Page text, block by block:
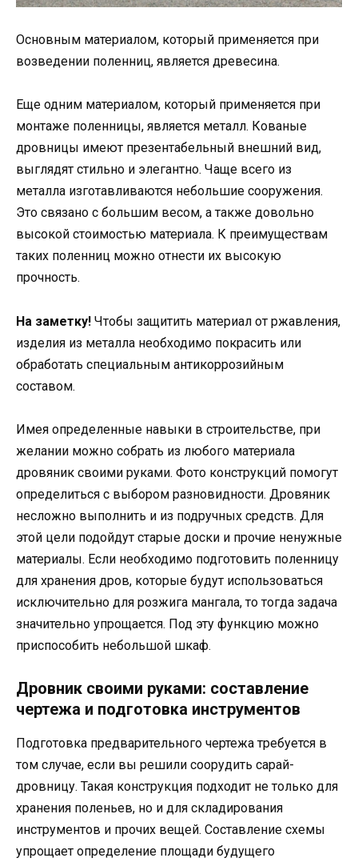
Основным материалом, который применяется при
возведении поленниц, является древесина.
Еще одним материалом, который применяется при
монтаже поленницы, является металл. Кованые
дровницы имеют презентабельный внешний вид,
выглядят стильно и элегантно. Чаще всего из
металла изготавливаются небольшие сооружения.
Это связано с большим весом, а также довольно
высокой стоимостью материала. К преимуществам
таких поленниц можно отнести их высокую
прочность.
На заметку! Чтобы защитить материал от ржавления,
изделия из металла необходимо покрасить или
обработать специальным антикоррозийным
составом.
Имея определенные навыки в строительстве, при
желании можно собрать из любого материала
дровяник своими руками. Фото конструкций помогут
определиться с выбором разновидности. Дровяник
несложно выполнить и из подручных средств. Для
этой цели подойдут старые доски и прочие ненужные
материалы. Если необходимо подготовить поленницу
для хранения дров, которые будут использоваться
исключительно для розжига мангала, то тогда задача
значительно упрощается. Под эту функцию можно
приспособить небольшой шкаф.
Дровник своими руками: составление
чертежа и подготовка инструментов
Подготовка предварительного чертежа требуется в
том случае, если вы решили соорудить сарай-
дровницу. Такая конструкция подходит не только для
хранения поленьев, но и для складирования
инструментов и прочих вещей. Составление схемы
упрощает определение площади будущего